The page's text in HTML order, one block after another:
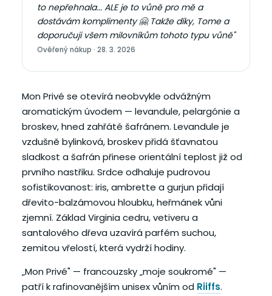
Mon Privé se otevírá neobvykle odvážným
aromatickým úvodem — levandule, pelargónie a
broskev, hned zahřáté šafránem. Levandule je
vzdušně bylinková, broskev přidá šťavnatou
sladkost a šafrán přinese orientální teplost již od
prvního nastřiku. Srdce odhaluje pudrovou
sofistikovanost: iris, ambrette a gurjun přidají
dřevito-balzámovou hloubku, heřmánek vůni
zjemní. Základ Virginia cedru, vetiveru a
santalového dřeva uzavírá parfém suchou,
zemitou vřelostí, která vydrží hodiny.
„Mon Privé" — francouzsky „moje soukromé" —
patří k rafinovanějším unisex vůním od Riiffs.
to nepřehnala... ALE je to vůně pro mě a
dostávám komplimenty 🤗 Takže díky, Tome a
doporučuji všem milovníkům tohoto typu vůně"
Ověřený nákup · 28. 3. 2026